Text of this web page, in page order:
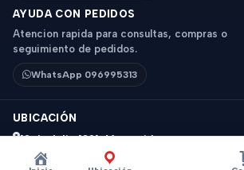
AYUDA CON PEDIDOS
Atencion rapida para consultas, compras o
seguimiento de pedidos.
WhatsApp 096995313
UBICACIÓN
18 de Julio 1831, Montevideo
Horario: 9 a 18 hs